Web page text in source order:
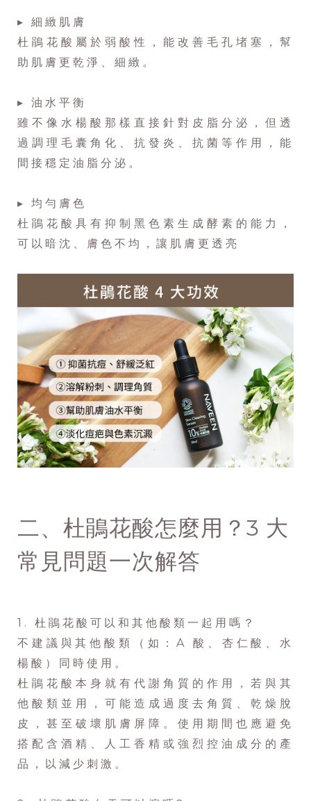
▸ 細緻肌膚
杜鵑花酸屬於弱酸性，能改善毛孔堵塞，幫
助肌膚更乾淨、細緻。
▸ 油水平衡
雖不像水楊酸那樣直接針對皮脂分泌，但透
過調理毛囊角化、抗發炎、抗菌等作用，能
間接穩定油脂分泌。
▸ 均勻膚色
杜鵑花酸具有抑制黑色素生成酵素的能力，
可以暗沈、膚色不均，讓肌膚更透亮
二、杜鵑花酸怎麼用？3 大
常見問題一次解答
1. 杜鵑花酸可以和其他酸類一起用嗎？
不建議與其他酸類（如：A 酸、杏仁酸、水
楊酸）同時使用。
杜鵑花酸本身就有代謝角質的作用，若與其
他酸類並用，可能造成過度去角質、乾燥脫
皮，甚至破壞肌膚屏障。使用期間也應避免
搭配含酒精、人工香精或強烈控油成分的產
品，以減少刺激。